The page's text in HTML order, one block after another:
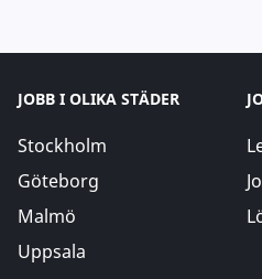
JOBB I OLIKA STÄDER
Stockholm
Göteborg
Malmö
Uppsala